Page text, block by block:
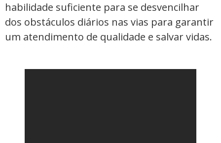
habilidade suficiente para se desvencilhar
dos obstáculos diários nas vias para garantir
um atendimento de qualidade e salvar vidas.